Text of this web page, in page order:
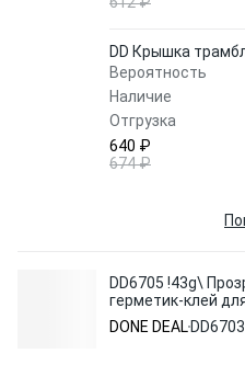
DD Крышка
Вероятность
Наличие
Отгрузка
640 ₽
674 ₽
DD6705 !43g\
герметик-клей
и автостекол
DONE DEAL DD6703